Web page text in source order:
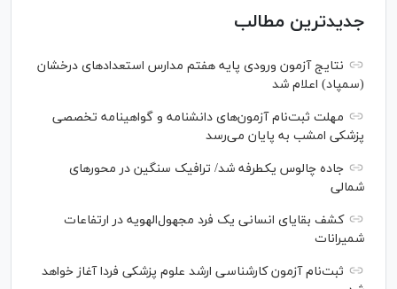
جدیدترین مطالب
نتایج آزمون ورودی پایه هفتم مدارس استعدادهای درخشان
(سمپاد) اعلام شد
مهلت ثبت‌نام آزمون‌های دانشنامه و گواهینامه تخصصی
پزشکی امشب به پایان می‌رسد
جاده چالوس یکطرفه شد/ ترافیک سنگین در محورهای
شمالی
کشف بقایای انسانی یک فرد مجهول‌الهویه در ارتفاعات
شمیرانات
ثبت‌نام آزمون کارشناسی ارشد علوم پزشکی فردا آغاز خواهد